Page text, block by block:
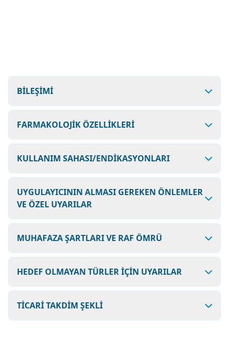
BİLEŞİMİ
FARMAKOLOJİK ÖZELLİKLERİ
KULLANIM SAHASI/ENDİKASYONLARI
UYGULAYICININ ALMASI GEREKEN ÖNLEMLER
VE ÖZEL UYARILAR
MUHAFAZA ŞARTLARI VE RAF ÖMRÜ
HEDEF OLMAYAN TÜRLER İÇİN UYARILAR
TİCARİ TAKDİM ŞEKLİ